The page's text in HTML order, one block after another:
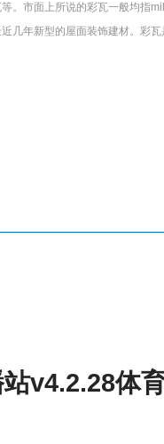
。市面上所说的彩瓦一般均指
几年新型的屋面装饰建材。彩
v4.2.28体